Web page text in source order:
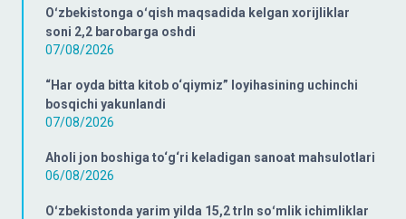
Oʻzbekistonga oʻqish maqsadida kelgan xorijliklar
soni 2,2 barobarga oshdi
07/08/2026
“Har oyda bitta kitob o‘qiymiz” loyihasining uchinchi
bosqichi yakunlandi
07/08/2026
Aholi jon boshiga to‘g‘ri keladigan sanoat mahsulotlari
06/08/2026
Oʻzbekistonda yarim yilda 15,2 trln soʻmlik ichimliklar